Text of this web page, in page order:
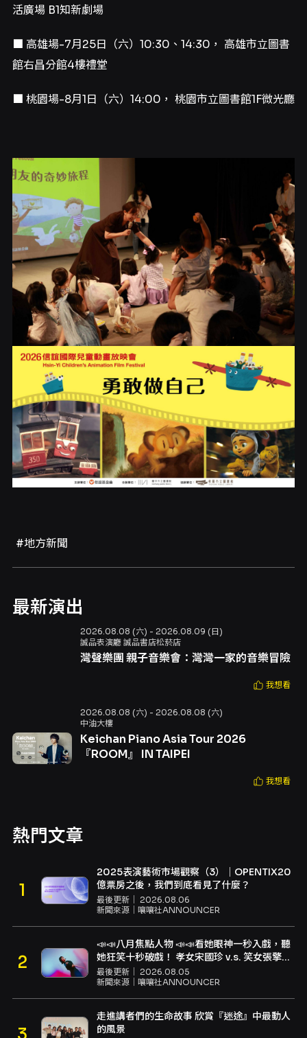
活廣場 B1知新劇場
■ 高雄場-7月25日（六）10:30、14:30， 高雄市立圖書
館右昌分館4樓禮堂
■ 桃園場-8月1日（六）14:00， 桃園市立圖書館1F微光廳
#地方新聞
最新演出
2026.08.08 (六) - 2026.08.09 (日)
誠品表演廳 誠品書店松菸店
灣聲樂團 親子音樂會：灣灣一家的音樂冒險
我想看
2026.08.08 (六) - 2026.08.08 (六)
中油大樓
Keichan Piano Asia Tour 2026
『ROOM』 IN TAIPEI
我想看
熱門文章
2025表演藝術市場觀察（3）｜OPENTIX20
億票房之後，我們到底看見了什麼？
最後更新｜ 2026.08.06
新聞來源｜ 嚷嚷社ANNOUNCER
📣📣八月焦點人物 📣📣看她眼神一秒入戲，聽
她狂笑十秒破戲！ 孝女宋國珍 v.s. 笑女張擎
佳：本是同根生，相約壓車別太急
最後更新｜ 2026.08.05
新聞來源｜ 嚷嚷社ANNOUNCER
走進講者們的生命故事 欣賞『迷途』中最動人
的風景